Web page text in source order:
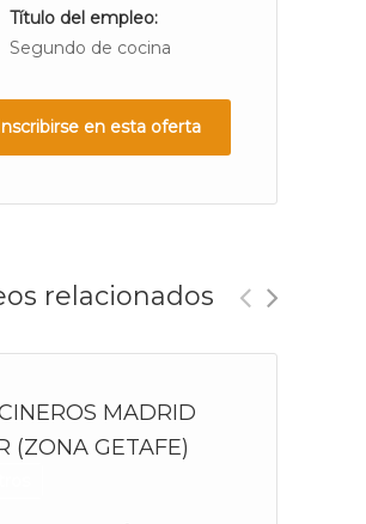
Título del empleo:
Segundo de cocina
en esta oferta
relacionados
MADRID
(ZONA GETAFE)